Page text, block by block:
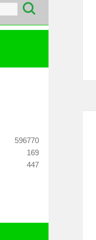
596770
169
447